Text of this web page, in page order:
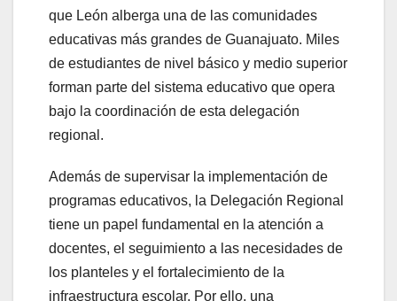
que León alberga una de las comunidades
educativas más grandes de Guanajuato. Miles
de estudiantes de nivel básico y medio superior
forman parte del sistema educativo que opera
bajo la coordinación de esta delegación
regional.
Además de supervisar la implementación de
programas educativos, la Delegación Regional
tiene un papel fundamental en la atención a
docentes, el seguimiento a las necesidades de
los planteles y el fortalecimiento de la
infraestructura escolar. Por ello, una